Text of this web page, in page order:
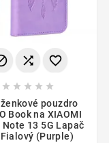
 
    
pouzdro
Book na XIAOMI
Note 13 5G Lapač
(Purple)